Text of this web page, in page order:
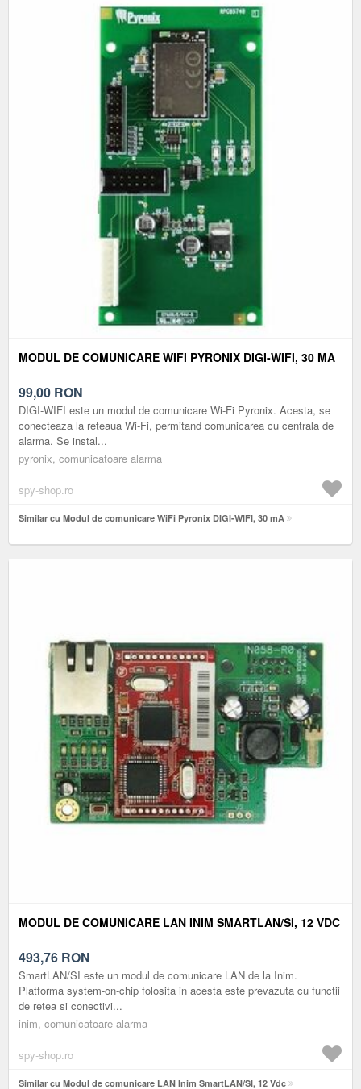
MODUL DE COMUNICARE WIFI PYRONIX DIGI-WIFI, 30 MA
99,00 RON
DIGI-WIFI este un modul de comunicare Wi-Fi Pyronix. Acesta, se
conecteaza la reteaua Wi-Fi, permitand comunicarea cu centrala de
alarma. Se instal...
pyronix, comunicatoare alarma
spy-shop.ro
Similar cu Modul de comunicare WiFi Pyronix DIGI-WIFI, 30 mA
MODUL DE COMUNICARE LAN INIM SMARTLAN/SI, 12 VDC
493,76 RON
SmartLAN/SI este un modul de comunicare LAN de la Inim.
Platforma system-on-chip folosita in acesta este prevazuta cu functii
de retea si conectivi...
inim, comunicatoare alarma
spy-shop.ro
Similar cu Modul de comunicare LAN Inim SmartLAN/SI, 12 Vdc